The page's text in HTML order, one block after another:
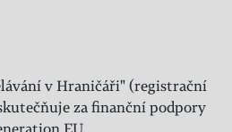
v Hraničáři" (registrační
za finanční podpory